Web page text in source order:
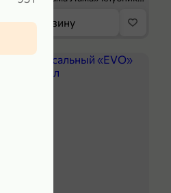
В корзину